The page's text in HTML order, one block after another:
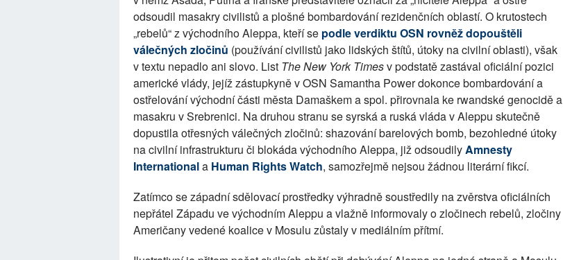
odsoudil masakry civilistů a plošné bombardování rezidenčních oblastí. O krutostech
„rebelů“ z východního Aleppa, kteří se podle verdiktu OSN rovněž dopouštěli
válečných zločinů (používání civilistů jako lidských štítů, útoky na civilní oblasti), však
v textu nepadlo ani slovo. List The New York Timesv podstatě zastával oficiální pozici
americké vlády, jejíž zástupkyně v OSN Samantha Power dokonce bombardování a
ostřelování východní části města Damaškem a spol. přirovnala ke rwandské genocidě a
masakru v Srebrenici. Na druhou stranu se syrská a ruská vláda v Aleppu skutečně
dopustila otřesných válečných zločinů: shazování barelových bomb, bezohledné útoky
na civilní infrastrukturu či blokáda východního Aleppa, již odsoudilyAmnesty
Internationala Human Rights Watch, samozřejmě nejsou žádnou literární fikcí.
Zatímco se západní sdělovací prostředky výhradně soustředily na zvěrstva oficiálních
nepřátel Západu ve východním Aleppu a vlažně informovaly o zločinech rebelů, zločiny
Američany vedené koalice v Mosulu zůstaly v mediálním přítmí.